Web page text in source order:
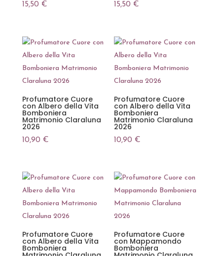
15,50 € 15,50€
Profumatore Cuore
con Albero della Vita
Bomboniera
Matrimonio Claraluna
2026
10,90 €
Profumatore Cuore
con Albero della Vita
Bomboniera
Matrimonio Claraluna
2026
10,90€
Profumatore Cuore
con Albero della Vita
Bomboniera
Profumatore Cuore
con Mappamondo
Bomboniera